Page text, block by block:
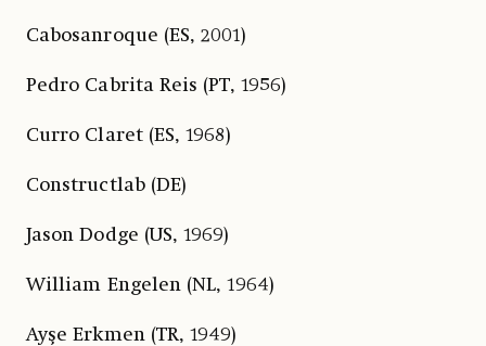
Cabosanroque (ES, 2001)
Pedro Cabrita Reis (PT, 1956)
Curro Claret (ES, 1968)
Constructlab (DE)
Jason Dodge (US, 1969)
William Engelen (NL, 1964)
Ayşe Erkmen (TR, 1949)